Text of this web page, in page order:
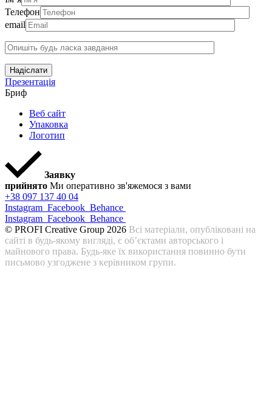
Телефон
email
Надіслати
Презентація
Бриф
Веб сайт
Упаковка
Логотип
Заявку
прийнято Ми оперативно зв'яжемося з вами
+38 097 137 40 04
Instagram Facebook Behance
Instagram Facebook Behance
© PROFI Creative Group 2026 Всі матеріали, опубліковані на
сайті в будь-якому вигляді, є об’єктами авторського і
майнового права. Будь-яке їх використання повинно бути
письмово узгоджене з керівником групи.